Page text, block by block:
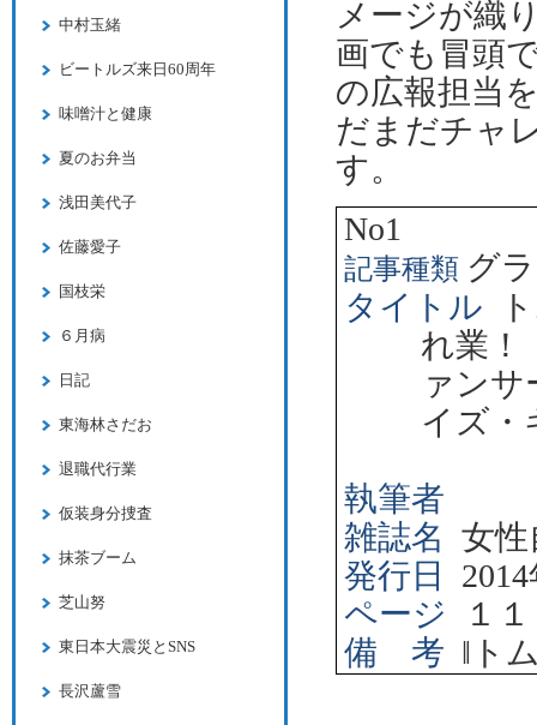
メージが織
画でも冒頭
の広報担当
だまだチャ
す。
No1
記事種類 グ
タイトル
れ業！
ァン
イズ・
執筆者
雑誌名 女性
発行日
2014
ページ
１１
備 考 ‖ ト
中村玉緒
ビートルズ来日60周年
味噌汁と健康
夏のお弁当
浅田美代子
佐藤愛子
国枝栄
６月病
日記
東海林さだお
退職代行業
仮装身分捜査
抹茶ブーム
芝山努
東日本大震災とSNS
長沢蘆雪